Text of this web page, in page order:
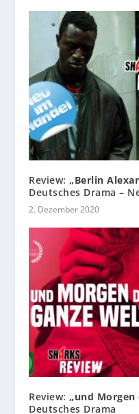
Review:„Berlin
Deutsches Drama –
2. Dezember 2020
Review:„und Morgen
Deutsches Drama